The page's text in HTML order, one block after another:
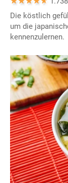
Die köstlich
um die
kennenzulernen.